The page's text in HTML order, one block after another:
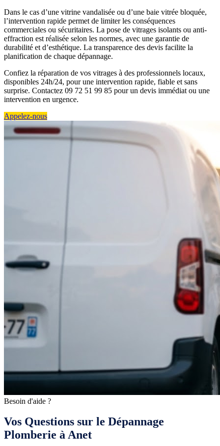
Dans le cas d’une vitrine vandalisée ou d’une baie vitrée bloquée,
l’intervention rapide permet de limiter les conséquences
commerciales ou sécuritaires. La pose de vitrages isolants ou anti-
effraction est réalisée selon les normes, avec une garantie de
durabilité et d’esthétique. La transparence des devis facilite la
planification de chaque dépannage.
Confiez la réparation de vos vitrages à des professionnels locaux,
disponibles 24h/24, pour une intervention rapide, fiable et sans
surprise. Contactez 09 72 51 99 85 pour un devis immédiat ou une
intervention en urgence.
Appelez-nous
Besoin d'aide ?
Vos Questions sur le Dépannage
Plomberie à Anet